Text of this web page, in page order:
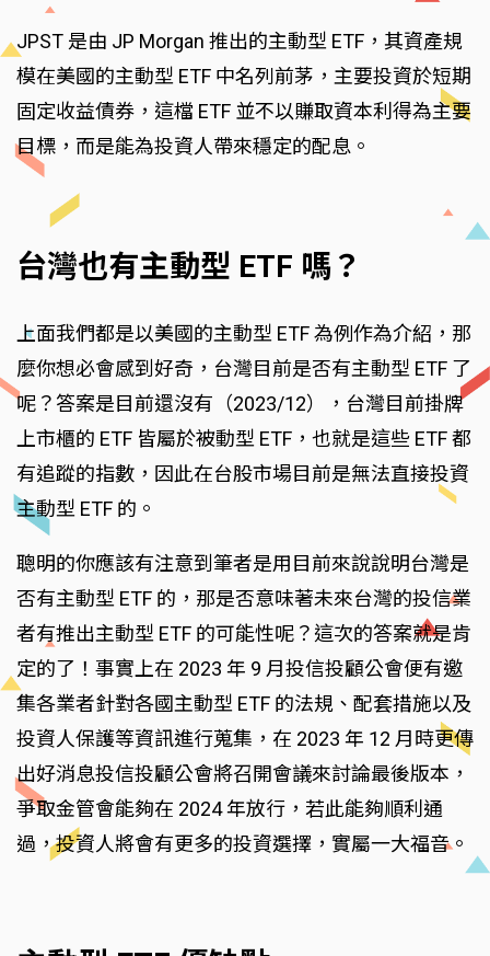
JPST 是由 JP Morgan 推出的主動型 ETF，其資產規
模在美國的主動型 ETF 中名列前茅，主要投資於短期
固定收益債券，這檔 ETF 並不以賺取資本利得為主要
目標，而是能為投資人帶來穩定的配息。
台灣也有主動型 ETF 嗎？
上面我們都是以美國的主動型 ETF 為例作為介紹，那
麼你想必會感到好奇，台灣目前是否有主動型 ETF 了
呢？答案是目前還沒有（2023/12），台灣目前掛牌
上市櫃的 ETF 皆屬於被動型 ETF，也就是這些 ETF 都
有追蹤的指數，因此在台股市場目前是無法直接投資
主動型 ETF 的。
聰明的你應該有注意到筆者是用目前來說說明台灣是
否有主動型 ETF 的，那是否意味著未來台灣的投信業
者有推出主動型 ETF 的可能性呢？這次的答案就是肯
定的了！事實上在 2023 年 9 月投信投顧公會便有邀
集各業者針對各國主動型 ETF 的法規、配套措施以及
投資人保護等資訊進行蒐集，在 2023 年 12 月時更傳
出好消息投信投顧公會將召開會議來討論最後版本，
爭取金管會能夠在 2024 年放行，若此能夠順利通
過，投資人將會有更多的投資選擇，實屬一大福音。